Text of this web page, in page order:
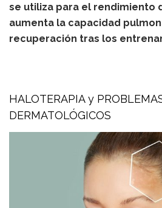
se utiliza para el rendimiento
aumenta la capacidad
recuperación tras los
HALOTERAPIA y
DERMATOLÓGICOS